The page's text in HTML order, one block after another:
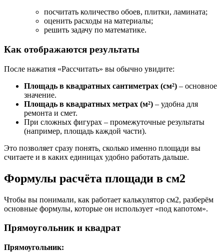
посчитать количество обоев, плитки, ламината;
оценить расходы на материалы;
решить задачу по математике.
Как отображаются результаты
После нажатия «Рассчитать» вы обычно увидите:
Площадь в квадратных сантиметрах (см²) – основное
значение.
Площадь в квадратных метрах (м²) – удобна для
ремонта и смет.
При сложных фигурах – промежуточные результаты
(например, площадь каждой части).
Это позволяет сразу понять, сколько именно площади вы
считаете и в каких единицах удобно работать дальше.
Формулы расчёта площади в см2
Чтобы вы понимали, как работает калькулятор см2, разберём
основные формулы, которые он использует «под капотом».
Прямоугольник и квадрат
Прямоугольник: